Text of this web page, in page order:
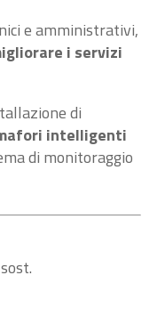
e amministrativi,
i servizi
di
intelligenti
di monitoraggio